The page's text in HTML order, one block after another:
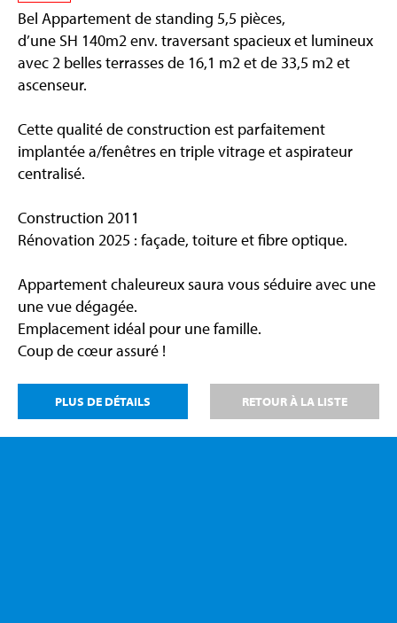
Bel Appartement de standing 5,5 pièces,
d’une SH 140m2 env. traversant spacieux et lumineux
avec 2 belles terrasses de 16,1 m2 et de 33,5 m2 et
ascenseur.
Cette qualité de construction est parfaitement
implantée a/fenêtres en triple vitrage et aspirateur
centralisé.
Construction 2011
Rénovation 2025 : façade, toiture et fibre optique.
Appartement chaleureux saura vous séduire avec une
une vue dégagée.
Emplacement idéal pour une famille.
Coup de cœur assuré !
PLUS DE DÉTAILS RETOUR À LA LISTE